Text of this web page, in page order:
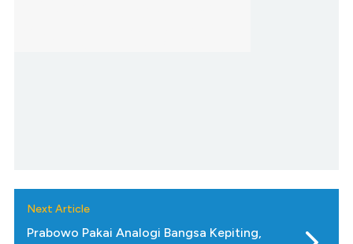
Next Article
Prabowo Pakai Analogi Bangsa Kepiting,